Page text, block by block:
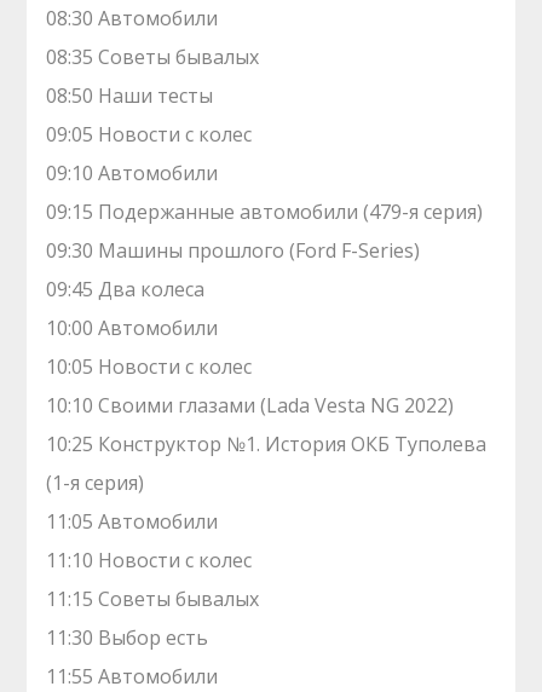
08:30 Автомобили
08:35 Советы бывалых
08:50 Наши тесты
09:05 Новости с колес
09:10 Автомобили
09:15 Подержанные автомобили (479-я серия)
09:30 Машины прошлого (Ford F-Series)
09:45 Два колеса
10:00 Автомобили
10:05 Новости с колес
10:10 Своими глазами (Lada Vesta NG 2022)
10:25 Конструктор №1. История ОКБ Туполева
(1-я серия)
11:05 Автомобили
11:10 Новости с колес
11:15 Советы бывалых
11:30 Выбор есть
11:55 Автомобили